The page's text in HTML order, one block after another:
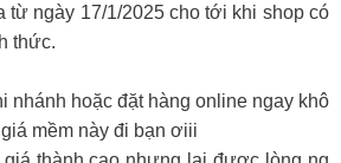
từ ngày 17/1/2025 cho tới khi shop có
thức.
nhánh hoặc đặt hàng online ngay khô
mềm này đi bạn ơiii